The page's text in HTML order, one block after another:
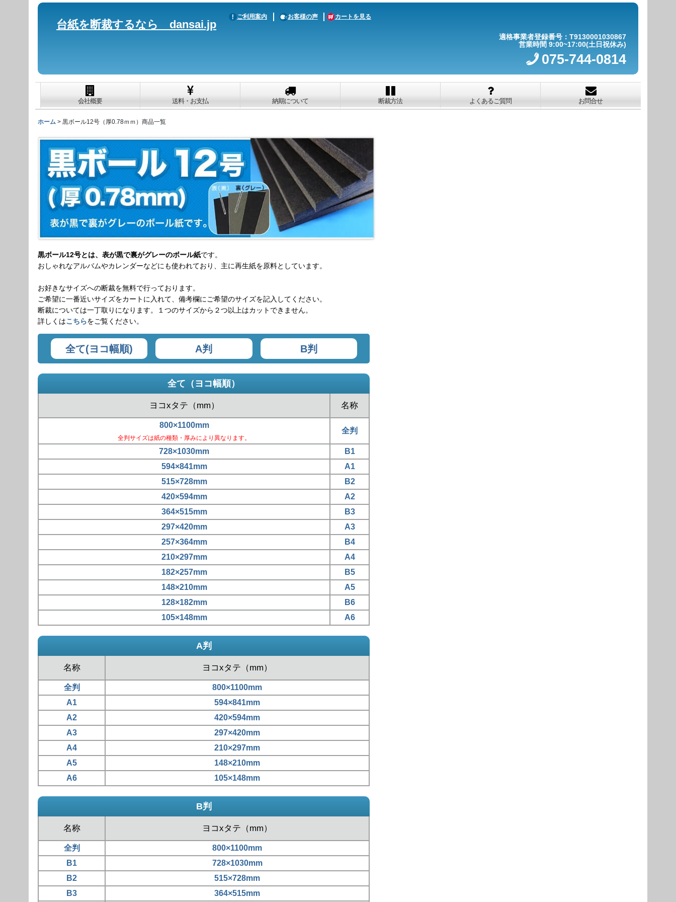
台紙を断裁するなら dansai.jp
ご利用案内 お客様の声 カートを見る
適格事業者登録番号：T9130001030867
営業時間 9:00~17:00(土日祝休み)
075-744-0814
会社概要 送料・お支払 納期について 断裁方法 よくあるご質問 お問合せ
ホーム > 黒ボール12号（厚0.78ｍｍ）商品一覧
黒ボール12号とは、表が黒で裏がグレーのボール紙です。
おしゃれなアルバムやカレンダーなどにも使われており、主に再生紙を原料としています。
お好きなサイズへの断裁を無料で行っております。
ご希望に一番近いサイズをカートに入れて、備考欄にご希望のサイズを記入してください。
断裁については一丁取りになります。１つのサイズから２つ以上はカットできません。
詳しくはこちらをご覧ください。
全て(ヨコ幅順) A判 B判
全て（ヨコ幅順）
ヨコxタテ（mm） 名称
800×1100mm
全判サイズは紙の種類・厚みにより異なります。
全判
728×1030mm
B1
594×841mm
A1
515×728mm
B2
420×594mm
A2
364×515mm
B3
297×420mm
A3
257×364mm
B4
210×297mm
A4
182×257mm
B5
148×210mm
A5
128×182mm
B6
105×148mm
A6
A判
名称 ヨコxタテ（mm）
全判
800×1100mm
A1
594×841mm
A2
420×594mm
A3
297×420mm
A4
210×297mm
A5
148×210mm
A6
105×148mm
B判
名称 ヨコxタテ（mm）
全判
800×1100mm
B1
728×1030mm
B2
515×728mm
B3
364×515mm